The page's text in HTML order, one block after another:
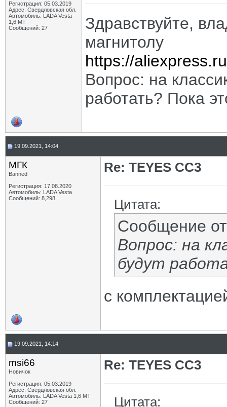
Регистрация: 05.03.2019
Адрес: Свердловская обл.
Автомобиль: LADA Vesta
1,6 МТ
Сообщений: 27
Здравствуйте,
магнитолу
https://
Вопрос: на
работать? Пока
19.09.2021, 14:04
МГК
Banned
Регистрация: 17.08.2020
Автомобиль: LADA Vesta
Сообщений: 8,298
Re: TEYES CC3
Цитата:
Сообщение
Вопрос: на
будут
с
19.09.2021, 14:14
msi66
Новичок
Регистрация: 05.03.2019
Адрес: Свердловская обл.
Автомобиль: LADA Vesta 1,6 МТ
Сообщений: 27
Re: TEYES CC3
Цитата: